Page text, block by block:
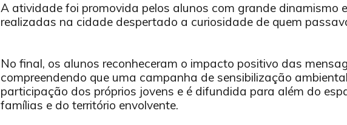
A atividade foi promovida pelos alunos com grande dinamismo
realizadas na cidade despertado a curiosidade de quem
No final, os alunos reconheceram o impacto positivo das
compreendendo que uma campanha de sensibilização
participação dos próprios jovens e é difundida para além do
famílias e do território envolvente.